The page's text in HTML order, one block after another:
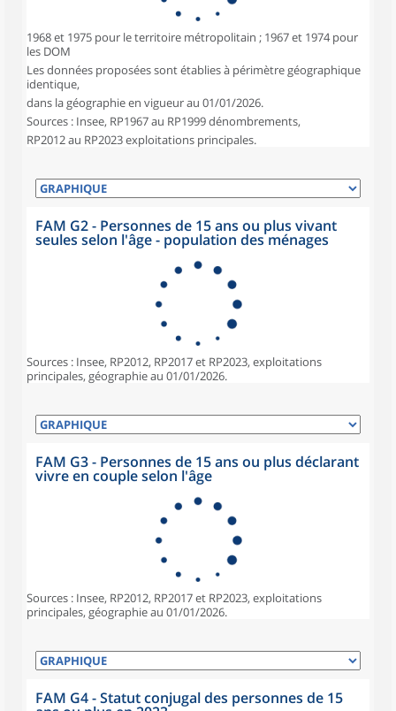
1968 et 1975 pour le territoire métropolitain ; 1967 et 1974 pour
les DOM
Les données proposées sont établies à périmètre géographique
identique,
dans la géographie en vigueur au 01/01/2026.
Sources : Insee, RP1967 au RP1999 dénombrements,
RP2012 au RP2023 exploitations principales.
FAM G2 - Personnes de 15 ans ou plus vivant
seules selon l'âge - population des ménages
Sources : Insee, RP2012, RP2017 et RP2023, exploitations
principales, géographie au 01/01/2026.
FAM G3 - Personnes de 15 ans ou plus déclarant
vivre en couple selon l'âge
Sources : Insee, RP2012, RP2017 et RP2023, exploitations
principales, géographie au 01/01/2026.
FAM G4 - Statut conjugal des personnes de 15